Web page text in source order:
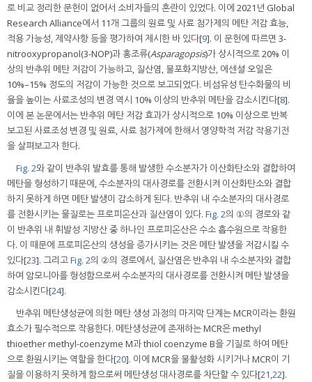
로 비교 정리한 문헌이 없어서 소비자들의 혼란이 있었다. 이에 2021년 Global
Research Alliance에서 11개 그룹의 원료 및 사료 첨가제의 메탄 저감 효능,
적용 가능성, 제약사항 등을 평가하여 제시한 바 있다[9]. 이 문헌에 따르면 3-
nitrooxypropanol(3-NOP)과 홍조류(Asparagopsis)가 상시적으로 20% 이
상의 반추위 메탄 저감이 가능하고, 질산염, 불포화지방산, 에센셜 오일은
10%–15% 정도의 저감이 가능한 것으로 보고되었다. 비섬유성 탄수화물의 비
율을 높이는 사료조성의 변경 역시 10% 이상의 반추위 메탄을 감소시킨다[8].
이에 본 논문에서는 반추위 메탄 저감 효과가 상시적으로 10% 이상으로 반복
보고된 사료조성 변경 및 원료, 사료 첨가제에 한해서 영양학적 저감 작용기전
을 살펴보고자 한다.
Fig. 2와 같이 반추위 발효를 통해 발생한 수소분자가 이산화탄소와 결합하여
메탄을 형성하기 때문에, 수소분자의 대사경로를 전환시켜 이산화탄소와 결합
하지 못하게 하면 메탄 발생이 감소하게 된다. 반추위 내 수소분자의 대사경로
를 전환시키는 물질로는 프로피온산과 질산염이 있다. Fig. 2의 ①의 경로와 같
이 반추위 내 휘발성 지방산 중 하나인 프로피온산은 수소 흡수원으로 작용한
다. 이 때문에 프로피온산의 생성을 증가시키는 것은 메탄 발생을 저감시킬 수
있다[23]. 그리고Fig. 2의 ②의 경로에서, 질산염은 반추위 내 수소분자와 결합
하여 암모니아를 형성함으로써 수소분자의 대사경로를 전환시켜 메탄 발생을
감소시킨다[24].
반추위 메탄생성균에 의한 메탄 생성 과정의 마지막 단계는 MCR이라는 환원
효소가 필수적으로 작용한다. 메탄생성균에 존재하는 MCR은 methyl
thioether methyl-coenzyme M과 thiol coenzyme B을 기질로 하여 메탄
으로 환원시키는 역할을 한다[20]. 이에 MCR을 불활성화 시키거나 MCR이 기
질을 이용하지 못하게 함으로써 메탄생성 대사경로를 차단할 수 있다[21,22].